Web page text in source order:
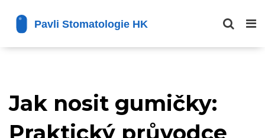
Jak nosit gumičky:
Praktický průvodce